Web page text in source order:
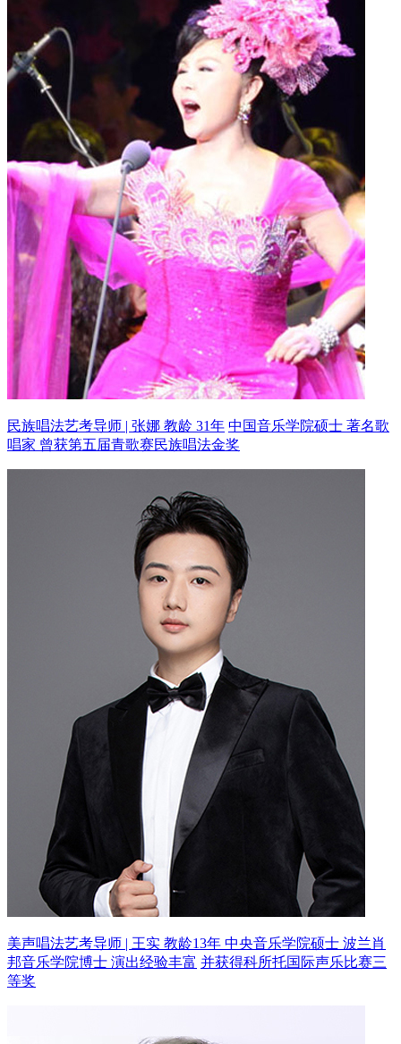
民族唱法艺考导师 | 张娜 教龄 31年 中国音乐学院硕士 著名歌
唱家 曾获第五届青歌赛民族唱法金奖
美声唱法艺考导师 | 王实 教龄13年 中央音乐学院硕士 波兰肖
邦音乐学院博士 演出经验丰富 并获得科所托国际声乐比赛三
等奖